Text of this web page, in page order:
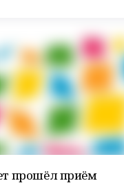
прошёл приём